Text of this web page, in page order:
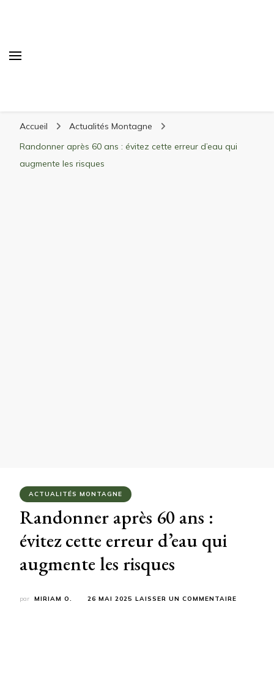
matériel, stations de ski
Accueil
Actualités Montagne
Randonner après 60 ans : évitez cette erreur d’eau qui
augmente les risques
ACTUALITÉS MONTAGNE
Randonner après 60 ans :
évitez cette erreur d’eau qui
augmente les risques
par MIRIAM O. 26 MAI 2025 LAISSER UN COMMENTAIRE